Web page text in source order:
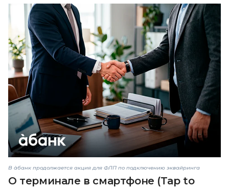
В àбанк продолжается акция для ФЛП по подключению эквайринга
О терминале в смартфоне (Tap to